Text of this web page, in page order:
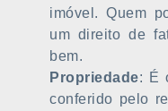
imóvel. Quem
um direito de
bem.
Propriedade: É
conferido pelo